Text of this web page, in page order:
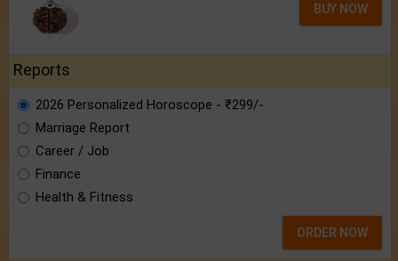
BUY NOW
Reports
2026 Personalized Horoscope - ₹299/-
Marriage Report
Career / Job
Finance
Health & Fitness
ORDER NOW